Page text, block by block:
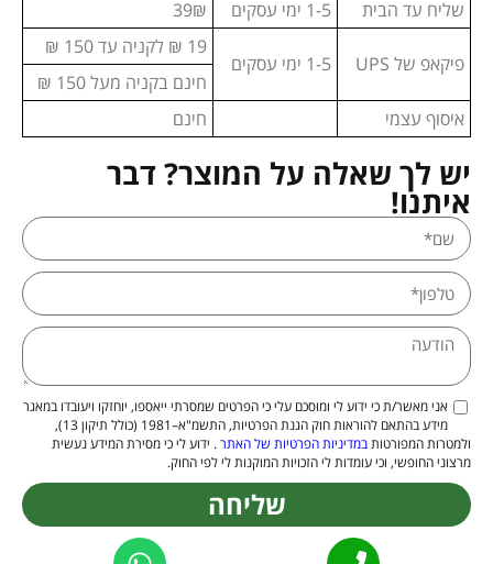
שליח עד הבית
1-5 ימי עסקים 39₪
פיקאפ של UPS 1-5 ימי עסקים
19 ₪ לקניה עד 150 ₪
חינם בקניה מעל 150 ₪
איסוף עצמי
חינם
יש לך שאלה על המוצר? דבר
איתנו!
אני מאשר/ת כי ידוע לי ומוסכם עלי כי הפרטים שמסרתי ייאספו, יוחזקו ויעובדו במאגר
מידע בהתאם להוראות חוק הגנת הפרטיות, התשמ"א–1981 (כולל תיקון 13),
ולמטרות המפורטותבמדיניות הפרטיות של האתר. ידוע לי כי מסירת המידע נעשית
מרצוני החופשי, וכי עומדות לי הזכויות המוקנות לי לפי החוק.
שליחה